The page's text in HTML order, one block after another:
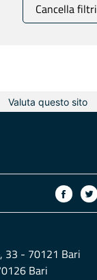
Cancella filtri
Valuta questo sito
33 - 70121 Bari
Bari